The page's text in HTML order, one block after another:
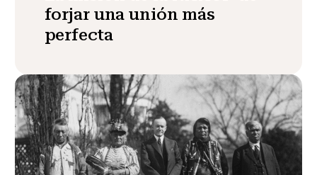
forjar una unión más
perfecta